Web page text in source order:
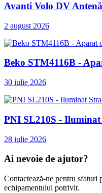
Avanti Volo DV
2 august 2026
Beko STM4116B -
30 iulie 2026
PNI SL210S -
28 iulie 2026
Ai nevoie de ajutor?
Contactează-ne pentru sfaturi
echipamentului potrivit.